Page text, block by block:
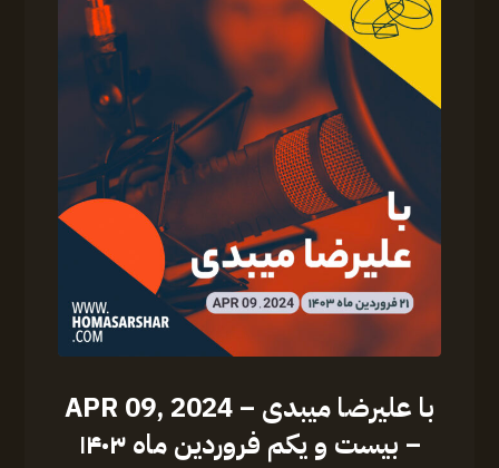
با علیرضا میبدی – APR 09, 2024
– بیست و یکم فروردین ماه ۱۴۰۳